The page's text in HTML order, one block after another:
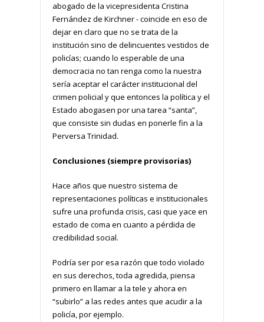
abogado de la vicepresidenta Cristina
Fernández de Kirchner - coincide en eso de
dejar en claro que no se trata de la
institución sino de delincuentes vestidos de
policías; cuando lo esperable de una
democracia no tan renga como la nuestra
sería aceptar el carácter institucional del
crimen policial y que entonces la política y el
Estado abogasen por una tarea “santa”,
que consiste sin dudas en ponerle fin a la
Perversa Trinidad.
Conclusiones (siempre provisorias)
Hace años que nuestro sistema de
representaciones políticas e institucionales
sufre una profunda crisis, casi que yace en
estado de coma en cuanto a pérdida de
credibilidad social.
Podría ser por esa razón que todo violado
en sus derechos, toda agredida, piensa
primero en llamar a la tele y ahora en
“subirlo” a las redes antes que acudir a la
policía, por ejemplo.